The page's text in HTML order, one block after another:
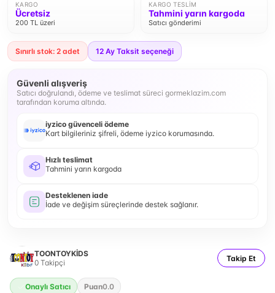
KARGO
Ücretsiz
200 TL üzeri
KARGO TESLIM
Tahmini yarın kargoda
Satıcı gönderimi
Sınırlı stok: 2 adet 12 Ay Taksit seçeneği
Güvenli alışveriş
Satıcı doğrulandı, ödeme ve teslimat süreci gormeklazim.com
tarafından koruma altında.
iyzico güvenceli ödeme
Kart bilgileriniz şifreli, ödeme iyzico korumasında.
Hızlı teslimat
Tahmini yarın kargoda
Desteklenen iade
İade ve değişim süreçlerinde destek sağlanır.
TOONTOYKİDS
0 Takipçi Takip Et
Onaylı Satıcı Puan0.0